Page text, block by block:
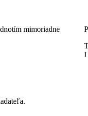
mimoriadne